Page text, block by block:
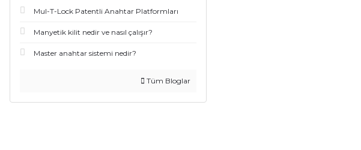
Mul-T-Lock Patentli Anahtar Platformları
Manyetik kilit nedir ve nasıl çalışır?
Master anahtar sistemi nedir?
Tüm Bloglar